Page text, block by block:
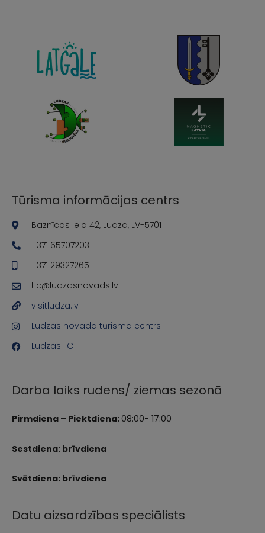
Tūrisma informācijas centrs
Baznīcas iela 42, Ludza, LV-5701
+371 65707203
+371 29327265
tic@ludzasnovads.lv
visitludza.lv
Ludzas novada tūrisma centrs
LudzasTIC
Darba laiks rudens/ ziemas sezonā
Pirmdiena – Piektdiena:08:00- 17:00
Sestdiena: brīvdiena
Svētdiena: brīvdiena
Datu aizsardzības speciālists